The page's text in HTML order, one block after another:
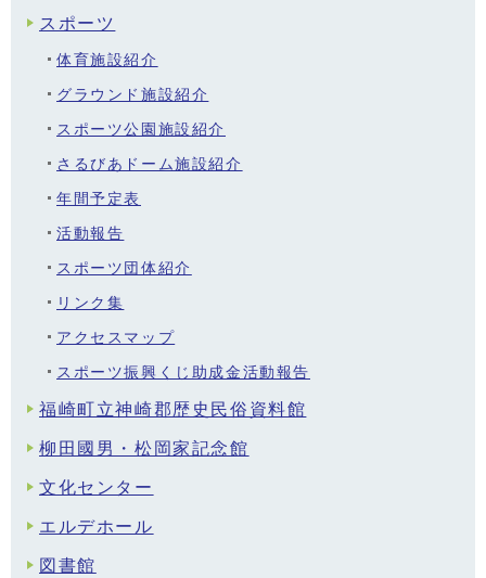
スポーツ
体育施設紹介
グラウンド施設紹介
スポーツ公園施設紹介
さるびあドーム施設紹介
年間予定表
活動報告
スポーツ団体紹介
リンク集
アクセスマップ
スポーツ振興くじ助成金活動報告
福崎町立神崎郡歴史民俗資料館
柳田國男・松岡家記念館
文化センター
エルデホール
図書館